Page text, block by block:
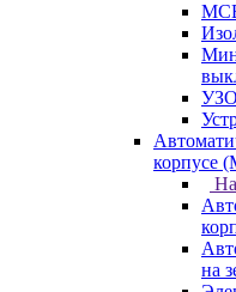
УЗО
корпусе
на